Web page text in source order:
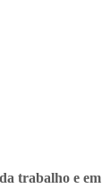
trabalho e em